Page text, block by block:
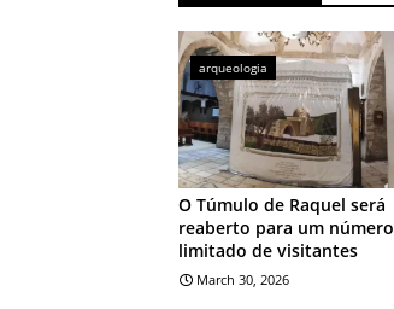
arqueologia
O Túmulo de Raquel será
reaberto para um número
limitado de visitantes
March 30, 2026